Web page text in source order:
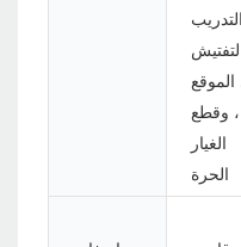
، وقطع
الغيار
الحرة